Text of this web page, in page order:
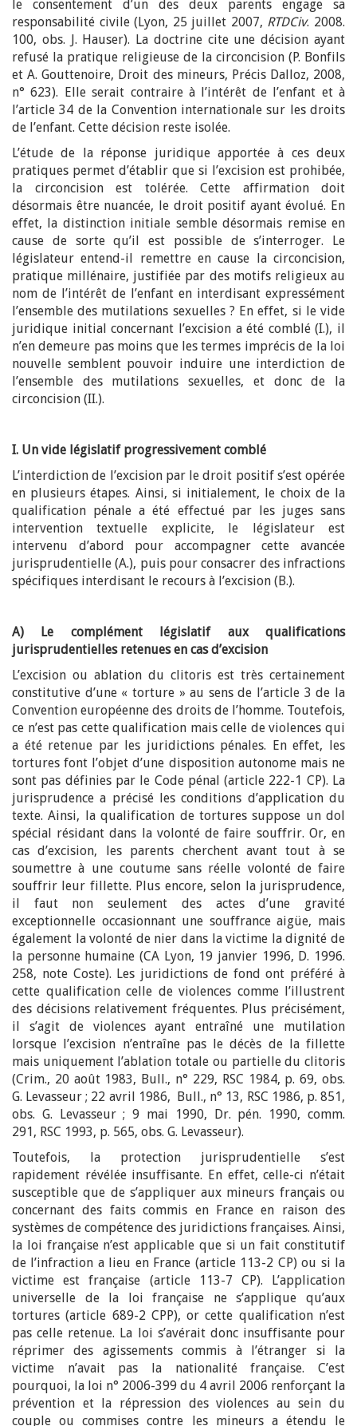
le consentement d’un des deux parents engage sa
responsabilité civile (Lyon, 25 juillet 2007, RTDCiv. 2008.
100, obs. J. Hauser). La doctrine cite une décision ayant
refusé la pratique religieuse de la circoncision (P. Bonfils
et A. Gouttenoire, Droit des mineurs, Précis Dalloz, 2008,
n° 623). Elle serait contraire à l’intérêt de l’enfant et à
l’article 34 de la Convention internationale sur les droits
de l’enfant. Cette décision reste isolée.
L’étude de la réponse juridique apportée à ces deux
pratiques permet d’établir que si l’excision est prohibée,
la circoncision est tolérée. Cette affirmation doit
désormais être nuancée, le droit positif ayant évolué. En
effet, la distinction initiale semble désormais remise en
cause de sorte qu’il est possible de s’interroger. Le
législateur entend-il remettre en cause la circoncision,
pratique millénaire, justifiée par des motifs religieux au
nom de l’intérêt de l’enfant en interdisant expressément
l’ensemble des mutilations sexuelles ? En effet, si le vide
juridique initial concernant l’excision a été comblé (I.), il
n’en demeure pas moins que les termes imprécis de la loi
nouvelle semblent pouvoir induire une interdiction de
l’ensemble des mutilations sexuelles, et donc de la
circoncision (II.).
I. Un vide législatif progressivement comblé
L’interdiction de l’excision par le droit positif s’est opérée
en plusieurs étapes. Ainsi, si initialement, le choix de la
qualification pénale a été effectué par les juges sans
intervention textuelle explicite, le législateur est
intervenu d’abord pour accompagner cette avancée
jurisprudentielle (A.), puis pour consacrer des infractions
spécifiques interdisant le recours à l’excision (B.).
A) Le complément législatif aux qualifications
jurisprudentielles retenues en cas d’excision
L’excision ou ablation du clitoris est très certainement
constitutive d’une « torture » au sens de l’article 3 de la
Convention européenne des droits de l’homme. Toutefois,
ce n’est pas cette qualification mais celle de violences qui
a été retenue par les juridictions pénales. En effet, les
tortures font l’objet d’une disposition autonome mais ne
sont pas définies par le Code pénal (article 222-1 CP). La
jurisprudence a précisé les conditions d’application du
texte. Ainsi, la qualification de tortures suppose un dol
spécial résidant dans la volonté de faire souffrir. Or, en
cas d’excision, les parents cherchent avant tout à se
soumettre à une coutume sans réelle volonté de faire
souffrir leur fillette. Plus encore, selon la jurisprudence,
il faut non seulement des actes d’une gravité
exceptionnelle occasionnant une souffrance aigüe, mais
également la volonté de nier dans la victime la dignité de
la personne humaine (CA Lyon, 19 janvier 1996, D. 1996.
258, note Coste). Les juridictions de fond ont préféré à
cette qualification celle de violences comme l’illustrent
des décisions relativement fréquentes. Plus précisément,
il s’agit de violences ayant entraîné une mutilation
lorsque l’excision n’entraîne pas le décès de la fillette
mais uniquement l’ablation totale ou partielle du clitoris
(Crim., 20 août 1983, Bull., n° 229, RSC 1984, p. 69, obs.
G. Levasseur ; 22 avril 1986, Bull., n° 13, RSC 1986, p. 851,
obs. G. Levasseur ; 9 mai 1990, Dr. pén. 1990, comm.
291, RSC 1993, p. 565, obs. G. Levasseur).
Toutefois, la protection jurisprudentielle s’est
rapidement révélée insuffisante. En effet, celle-ci n’était
susceptible que de s’appliquer aux mineurs français ou
concernant des faits commis en France en raison des
systèmes de compétence des juridictions françaises. Ainsi,
la loi française n’est applicable que si un fait constitutif
de l’infraction a lieu en France (article 113-2 CP) ou si la
victime est française (article 113-7 CP). L’application
universelle de la loi française ne s’applique qu’aux
tortures (article 689-2 CPP), or cette qualification n’est
pas celle retenue. La loi s’avérait donc insuffisante pour
réprimer des agissements commis à l’étranger si la
victime n’avait pas la nationalité française. C’est
pourquoi, la loi n° 2006-399 du 4 avril 2006 renforçant la
prévention et la répression des violences au sein du
couple ou commises contre les mineurs a étendu le